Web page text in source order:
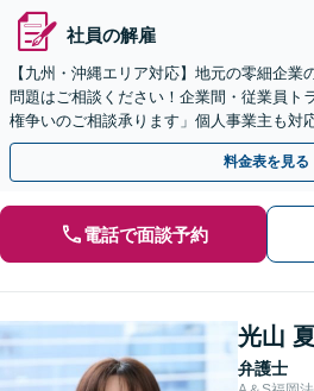
社員の解雇
【九州・沖縄エリア対応】地元の零細企業
問題はご相談ください！企業間・従業員ト
権争いのご相談承ります」個人事業主も対
顧問契約あり」【夜間・休日面談｜ビデオ
料金表を見る
電話で面談予約
光山
弁護士